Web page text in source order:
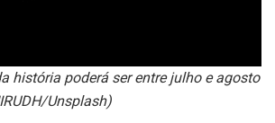
história poderá ser entre julho e agosto
Unsplash)